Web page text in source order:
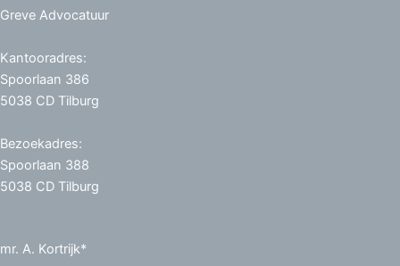
Greve Advocatuur
Kantooradres:
Spoorlaan 386
5038 CD Tilburg
Bezoekadres:
Spoorlaan 388
5038 CD Tilburg
mr. A. Kortrijk*